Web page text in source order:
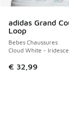
adidas Grand
Loop
Bebes Chaussures
Cloud White -
€ 32,99